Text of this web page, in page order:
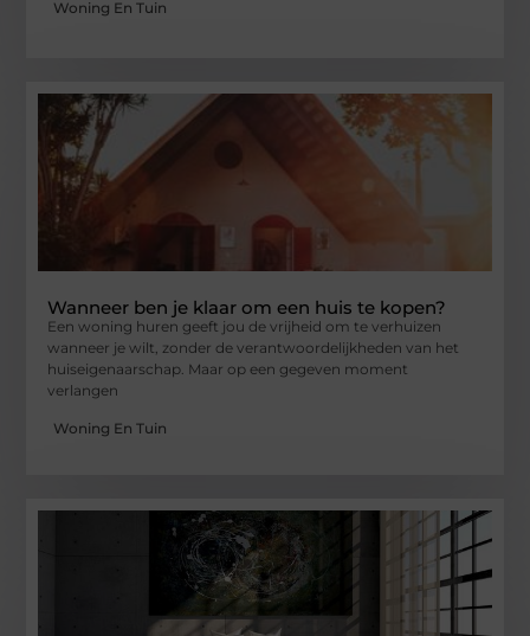
Woning En Tuin
Wanneer ben je klaar om een huis te kopen?
Een woning huren geeft jou de vrijheid om te verhuizen
wanneer je wilt, zonder de verantwoordelijkheden van het
huiseigenaarschap. Maar op een gegeven moment
verlangen
Woning En Tuin